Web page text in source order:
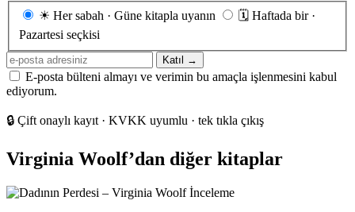
Gönderim
sıklığı
☀ Her sabah · Güne kitapla uyanın 🗓 Haftada bir ·
Pazartesi seçkisi
E-
posta
adresiniz
Katıl →
E-posta bülteni almayı ve verimin bu amaçla işlenmesini kabul
ediyorum.
🔒 Çift onaylı kayıt · KVKK uyumlu · tek tıkla çıkış
Virginia Woolf’dan diğer kitaplar
İnceleme